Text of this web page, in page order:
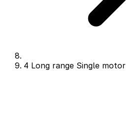
4 Long range Single motor